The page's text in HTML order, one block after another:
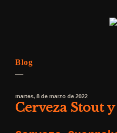
Blog
—
martes, 8 de marzo de 2022
Cerveza Stout